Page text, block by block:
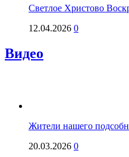
Светлое Христово
12.04.2026 0
Видео
Жители нашего
20.03.2026 0